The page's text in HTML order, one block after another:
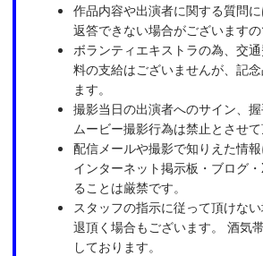
作品内容や出演者に関する質問
返答できない場合がございますの
ボランティエキストラの為、交
料の支給はございませんが、記
ます。
撮影当日の出演者へのサイン、
ムービー撮影行為は禁止とさせて
配信メールや撮影で知りえた情
インターネット掲示板・ブログ
ることは厳禁です。
スタッフの指示に従って頂けな
退頂く場合もございます。 酒気
しております。